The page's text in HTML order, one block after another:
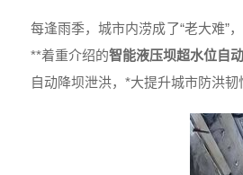
每逢雨季，城市内涝成了“老大难”
**着重介绍的智能液压坝超水位自
自动降坝泄洪，*大提升城市防洪韧